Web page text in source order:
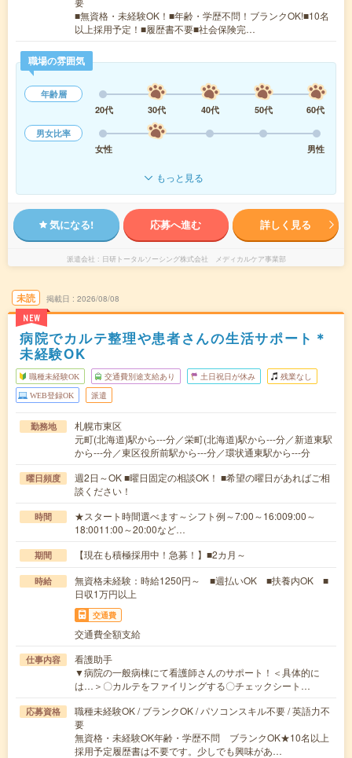
■無資格・未経験OK！■年齢・学歴不問！ブランクOK!■10名
以上採用予定！■履歴書不要■社会保険完…
職場の雰囲気
年齢層
20代
30代 40代 50代
60代
男女比率
女性
男性
もっと見る
気になる! 応募へ進む 詳しく見る
派遣会社 日研トータルソーシング株式会社 メディカルケア事業部
未読
NEW
掲載日 2026/08/08
病院でカルテ整理や患者さんの生活サポート＊
未経験OK
職種未経験OK 交通費別途支給あり 土日祝日が休み 残業なし
WEB登録OK 派遣
勤務地
札幌市東区
元町(北海道)駅から---分／栄町(北海道)駅から---分／新道東駅
から---分／東区役所前駅から---分／環状通東駅から---分
曜日頻度
週2日～OK ■曜日固定の相談OK！ ■希望の曜日があればご相
談ください！
時間
★スタート時間選べます～シフト例～7:00～16:009:00～
18:0011:00～20:00など…
期間 【現在も積極採用中！急募！】■2カ月～
時給
無資格未経験：時給1250円～ ■週払いOK ■扶養内OK ■
日収1万円以上
交通費
交通費全額支給
仕事内容
看護助手
▼病院の一般病棟にて看護師さんのサポート！＜具体的に
は…＞〇カルテをファイリングする〇チェックシート…
応募資格
職種未経験OK / ブランクOK / パソコンスキル不要 / 英語力不
要
無資格・未経験OK年齢・学歴不問 ブランクOK★10名以上
採用予定履歴書は不要です。少しでも興味があ…